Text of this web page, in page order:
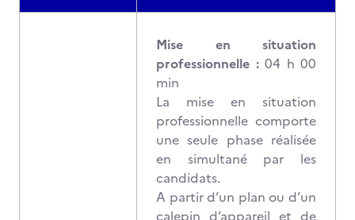
Mise en situation
professionnelle :04 h 00
min
La mise en situation
professionnelle comporte
une seule phase réalisée
en simultané par les
candidats.
A partir d’un plan ou d’un
calepin d’appareil et de